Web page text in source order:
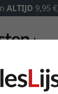
ALTIJD 9,95 €